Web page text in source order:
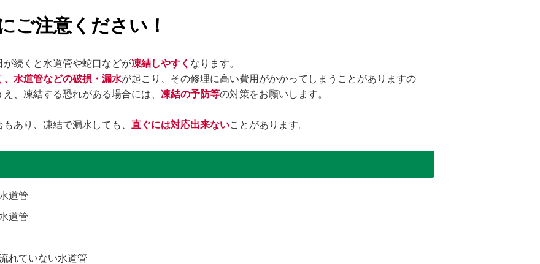
ご注意ください！
続くと水道管や蛇口などが凍結しやすく なります。
水道管などの破損・漏水が起こり、その修理に高い費用がかかってしまうことがありますの
、凍結する恐れがある場合には、 凍結の予防等の対策をお願いします。
あり、凍結で漏水しても、 直ぐには対応出来ないことがあります。
道管
道管
れていない水道管